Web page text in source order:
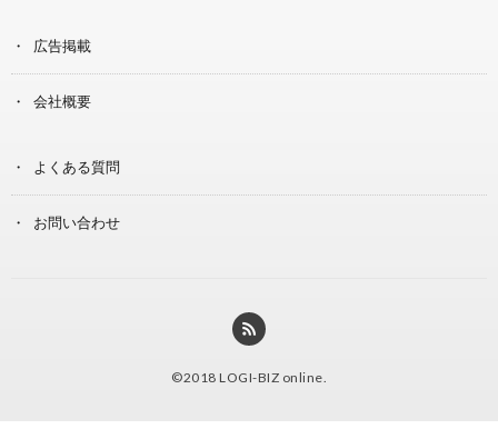
広告掲載
会社概要
よくある質問
お問い合わせ
©2018 LOGI-BIZ online.